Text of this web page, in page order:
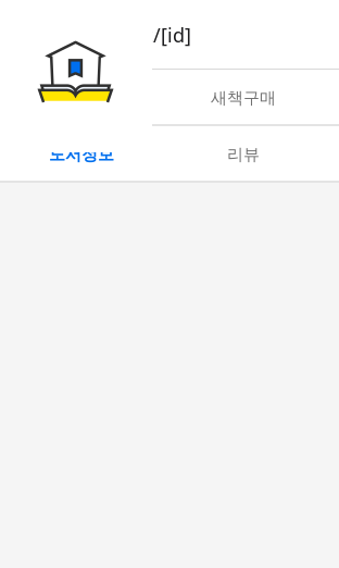
book/rent/[id]
대여 새책구매
도서정보 리뷰